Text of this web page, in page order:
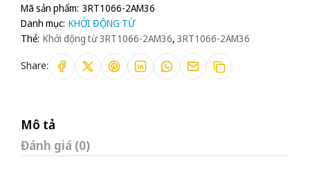
Mã sản phẩm: 3RT1066-2AM36
Danh mục: KHỞI ĐỘNG TỪ
Thẻ: Khởi động từ 3RT1066-2AM36, 3RT1066-2AM36
Share:
Mô tả
Đánh giá (0)